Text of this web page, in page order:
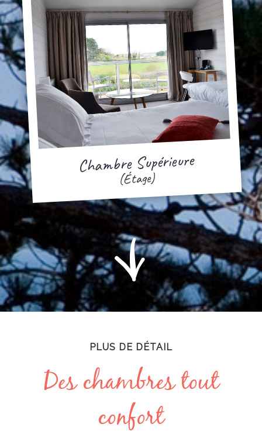
Chambre Supérieure
(Étage)
PLUS DE DÉTAIL
Des chambres tout
confort